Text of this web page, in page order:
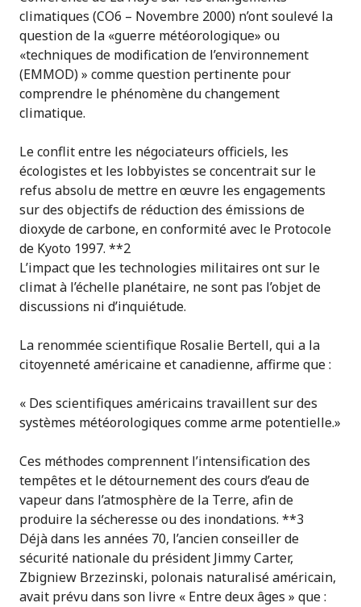
climatiques (CO6 – Novembre 2000) n’ont soulevé la
question de la «guerre météorologique» ou
«techniques de modification de l’environnement
(EMMOD) » comme question pertinente pour
comprendre le phénomène du changement
climatique.
Le conflit entre les négociateurs officiels, les
écologistes et les lobbyistes se concentrait sur le
refus absolu de mettre en œuvre les engagements
sur des objectifs de réduction des émissions de
dioxyde de carbone, en conformité avec le Protocole
de Kyoto 1997. **2
L’impact que les technologies militaires ont sur le
climat à l’échelle planétaire, ne sont pas l’objet de
discussions ni d’inquiétude.
La renommée scientifique Rosalie Bertell, qui a la
citoyenneté américaine et canadienne, affirme que :
« Des scientifiques américains travaillent sur des
systèmes météorologiques comme arme potentielle.»
Ces méthodes comprennent l’intensification des
tempêtes et le détournement des cours d’eau de
vapeur dans l’atmosphère de la Terre, afin de
produire la sécheresse ou des inondations. **3
Déjà dans les années 70, l’ancien conseiller de
sécurité nationale du président Jimmy Carter,
Zbigniew Brzezinski, polonais naturalisé américain,
avait prévu dans son livre « Entre deux âges » que :